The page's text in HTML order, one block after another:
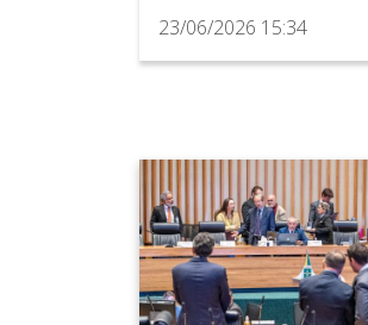
23/06/2026 15:34